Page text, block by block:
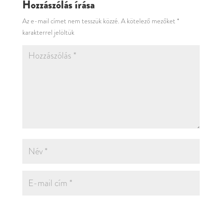
Hozzászólás írása
Az e-mail címet nem tesszük közzé. A kötelező mezőket *
karakterrel jelöltük